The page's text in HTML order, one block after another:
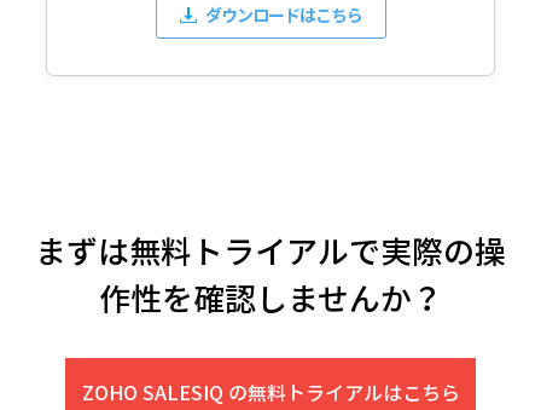
ダウンロードはこちら
まずは無料トライアルで実際の操
作性を確認しませんか？
ZOHO SALESIQ の無料トライアルはこちら